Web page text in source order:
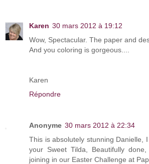
Karen 30 mars 2012 à 19:12
Wow, Spectacular. The paper and
And you coloring is gorgeous....
Karen
Répondre
Anonyme 30 mars 2012 à 22:34
This is absolutely stunning Danielle,
your Sweet Tilda, Beautifully
joining in our Easter Challenge at